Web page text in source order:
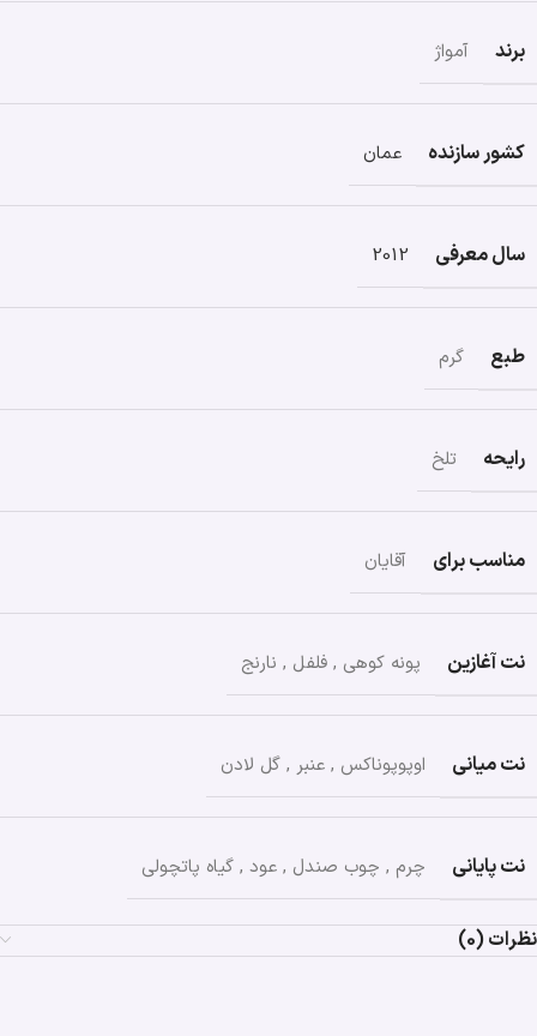
برند آمواژ
کشور سازنده عمان
سال معرفی 2012
طبع گرم
رایحه تلخ
مناسب برای آقایان
نت آغازین پونه کوهی , فلفل , نارنج
نت میانی اوپوپوناکس , عنبر , گل لادن
نت پایانی چرم , چوب صندل , عود , گیاه پاتچولی
نظرات (0)